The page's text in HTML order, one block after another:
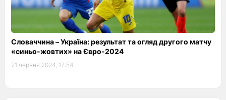
Словаччина – Україна: результат та огляд другого матчу
«синьо-жовтих» на Євро-2024
21 червня 2024, 17:54